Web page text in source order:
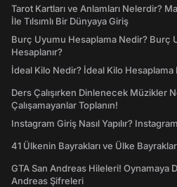
Tarot Kartları ve Anlamları Nelerdir?
İle Tılsımlı Bir Dünyaya Giriş
Burç Uyumu Hesaplama Nedir? Burç
Hesaplanır?
İdeal Kilo Nedir? İdeal Kilo Hesaplama
Ders Çalışırken Dinlenecek Müzikler
Çalışamayanlar Toplanın!
Instagram Giriş Nasıl Yapılır?
41 Ülkenin Bayrakları ve Ülke
GTA San Andreas Hileleri! Oynamaya
Andreas Şifreleri